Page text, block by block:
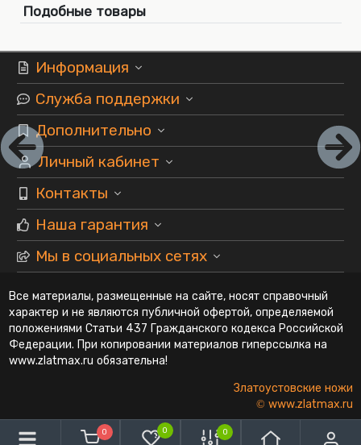
0 0 0
Подобные товары
Информация
Служба поддержки
Дополнительно
Личный кабинет
Контакты
Наша гарантия
Мы в социальных сетях
Все материалы, размещенные на сайте, носят справочный
характер и не являются публичной офертой, определяемой
положениями Статьи 437 Гражданского кодекса Российской
Федерации. При копировании материалов гиперссылка на
www.zlatmax.ru обязательна!
Златоустовские ножи
© www.zlatmax.ru